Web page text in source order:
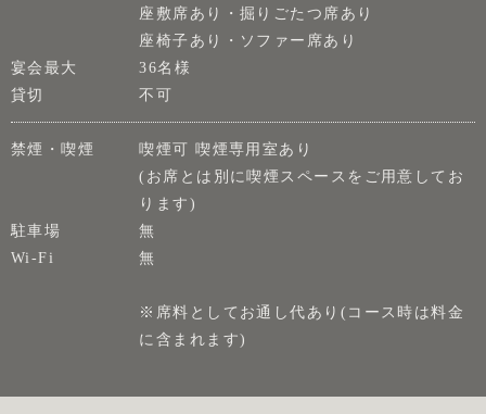
座敷席あり・掘りごたつ席あり
座椅子あり・ソファー席あり
宴会最大
36名様
貸切
不可
禁煙・喫煙
喫煙可 喫煙専用室あり
(お席とは別に喫煙スペースをご用意してお
ります)
駐車場
無
Wi-Fi
無
※席料としてお通し代あり(コース時は料金
に含まれます)